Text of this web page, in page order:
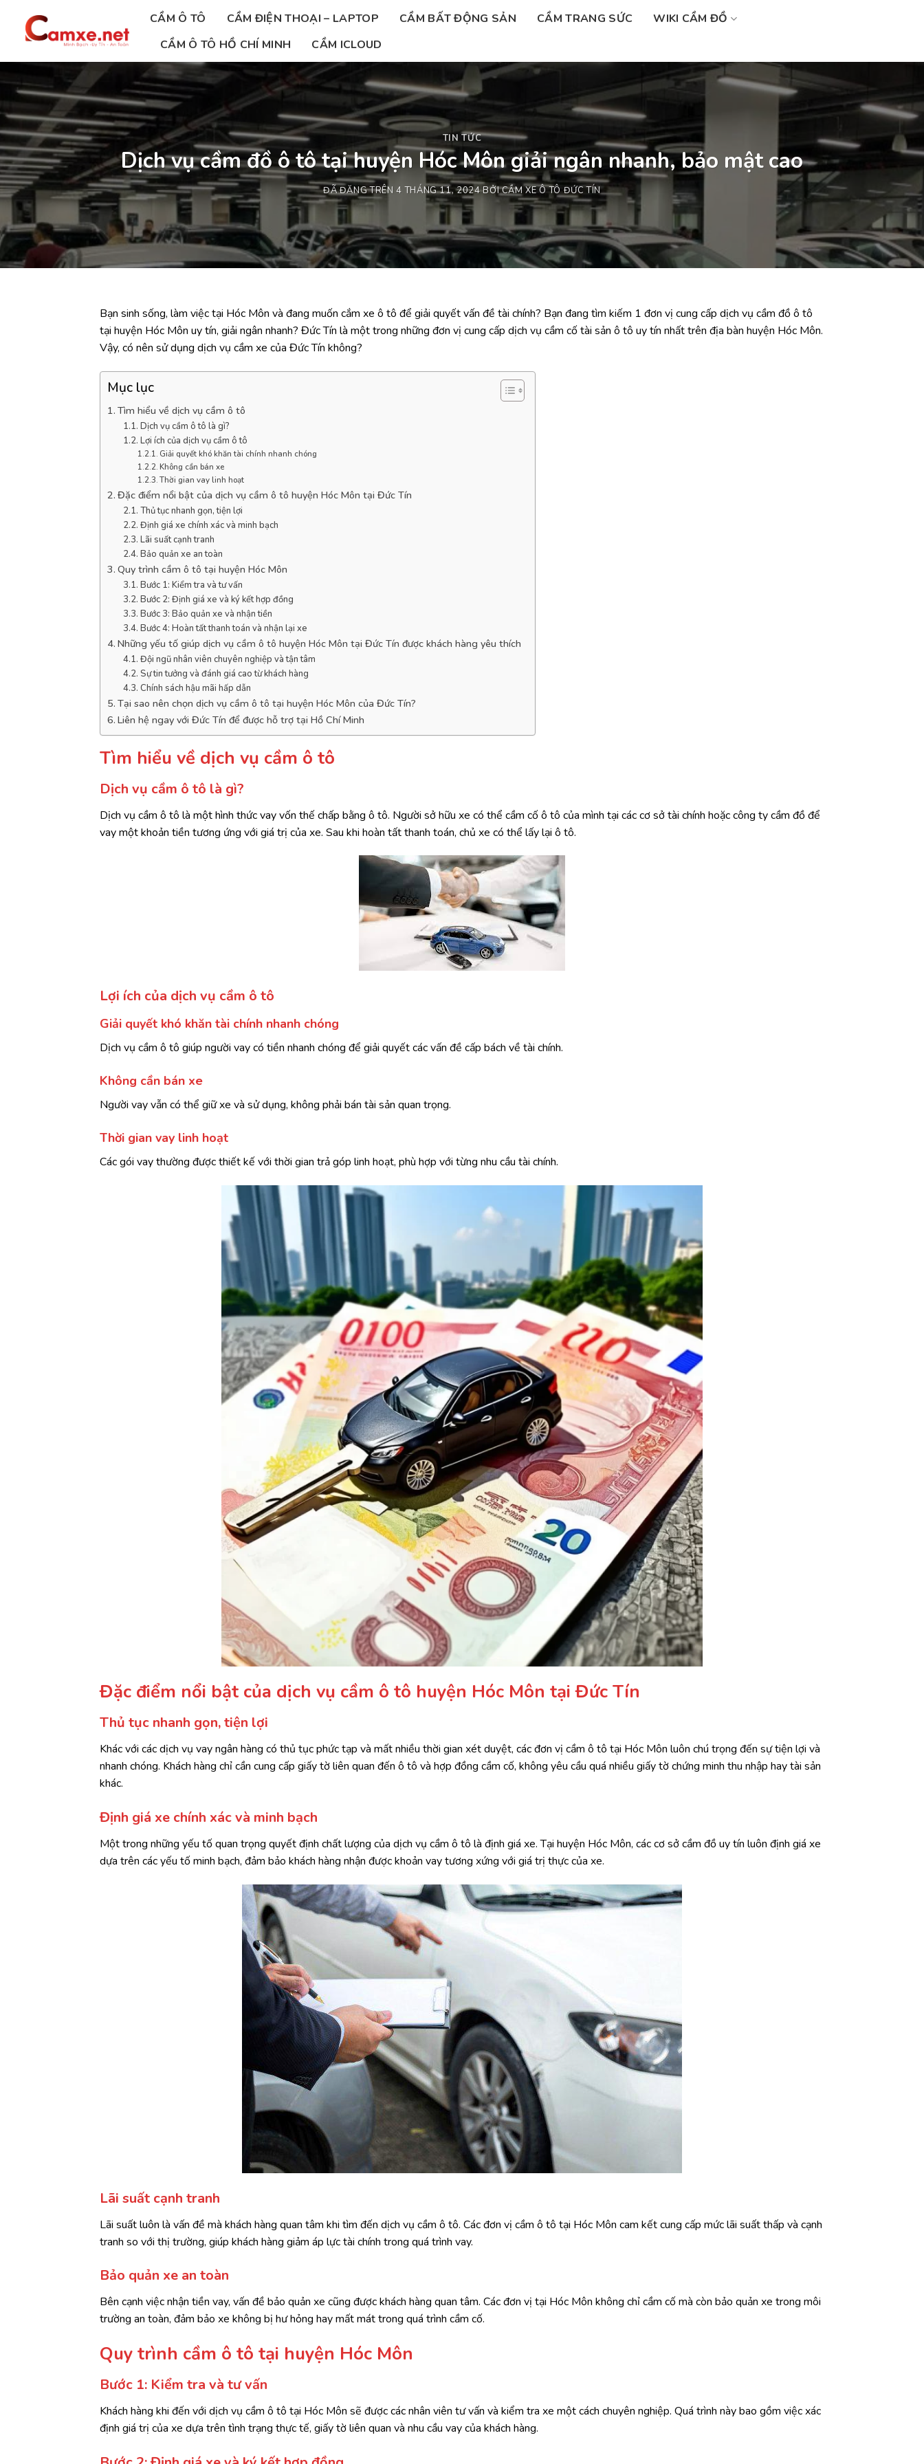
dung
CẦM Ô TÔ CẦM ĐIỆN THOẠI – LAPTOP CẦM BẤT ĐỘNG SẢN CẦM TRANG SỨC
WIKI CẦM ĐỒ
CẦM Ô TÔ HỒ CHÍ MINH
CẦM ICLOUD
TIN TỨC
Dịch vụ cầm đồ ô tô tại huyện Hóc Môn giải ngân nhanh, bảo mật cao
ĐÃ ĐĂNG TRÊN4 THÁNG 11, 2024 BỞICẦM XE Ô TÔ ĐỨC TÍN
Bạn sinh sống, làm việc tại Hóc Môn và đang muốn cắm xe ô tô để giải quyết vấn đề tài chính? Bạn đang tìm kiếm 1 đơn vị cung cấp dịch vụ cầm đồ ô tô
tại huyện Hóc Môn uy tín, giải ngân nhanh? Đức Tín là một trong những đơn vị cung cấp dịch vụ cầm cố tài sản ô tô uy tín nhất trên địa bàn huyện Hóc Môn.
Vậy, có nên sử dụng dịch vụ cầm xe của Đức Tín không?
Mục lục
Tìm hiểu về dịch vụ cầm ô tô
Dịch vụ cầm ô tô là gì?
Lợi ích của dịch vụ cầm ô tô
Giải quyết khó khăn tài chính nhanh chóng
Không cần bán xe
Thời gian vay linh hoạt
Đặc điểm nổi bật của dịch vụ cầm ô tô huyện Hóc Môn tại Đức Tín
Thủ tục nhanh gọn, tiện lợi
Định giá xe chính xác và minh bạch
Lãi suất cạnh tranh
Bảo quản xe an toàn
Quy trình cầm ô tô tại huyện Hóc Môn
Bước 1: Kiểm tra và tư vấn
Bước 2: Định giá xe và ký kết hợp đồng
Bước 3: Bảo quản xe và nhận tiền
Bước 4: Hoàn tất thanh toán và nhận lại xe
Những yếu tố giúp dịch vụ cầm ô tô huyện Hóc Môn tại Đức Tín được khách hàng yêu thích
Đội ngũ nhân viên chuyên nghiệp và tận tâm
Sự tin tưởng và đánh giá cao từ khách hàng
Chính sách hậu mãi hấp dẫn
Tại sao nên chọn dịch vụ cầm ô tô tại huyện Hóc Môn của Đức Tín?
Liên hệ ngay với Đức Tín để được hỗ trợ tại Hồ Chí Minh
Tìm hiểu về dịch vụ cầm ô tô
Dịch vụ cầm ô tô là gì?
Dịch vụ cầm ô tô là một hình thức vay vốn thế chấp bằng ô tô. Người sở hữu xe có thể cầm cố ô tô của mình tại các cơ sở tài chính hoặc công ty cầm đồ để
vay một khoản tiền tương ứng với giá trị của xe. Sau khi hoàn tất thanh toán, chủ xe có thể lấy lại ô tô.
Lợi ích của dịch vụ cầm ô tô
Giải quyết khó khăn tài chính nhanh chóng
Dịch vụ cầm ô tô giúp người vay có tiền nhanh chóng để giải quyết các vấn đề cấp bách về tài chính.
Không cần bán xe
Người vay vẫn có thể giữ xe và sử dụng, không phải bán tài sản quan trọng.
Thời gian vay linh hoạt
Các gói vay thường được thiết kế với thời gian trả góp linh hoạt, phù hợp với từng nhu cầu tài chính.
Đặc điểm nổi bật của dịch vụ cầm ô tô huyện Hóc Môn tại Đức Tín
Thủ tục nhanh gọn, tiện lợi
Khác với các dịch vụ vay ngân hàng có thủ tục phức tạp và mất nhiều thời gian xét duyệt, các đơn vị cầm ô tô tại Hóc Môn luôn chú trọng đến sự tiện lợi và
nhanh chóng. Khách hàng chỉ cần cung cấp giấy tờ liên quan đến ô tô và hợp đồng cầm cố, không yêu cầu quá nhiều giấy tờ chứng minh thu nhập hay tài sản
khác.
Định giá xe chính xác và minh bạch
Một trong những yếu tố quan trọng quyết định chất lượng của dịch vụ cầm ô tô là định giá xe. Tại huyện Hóc Môn, các cơ sở cầm đồ uy tín luôn định giá xe
dựa trên các yếu tố minh bạch, đảm bảo khách hàng nhận được khoản vay tương xứng với giá trị thực của xe.
Lãi suất cạnh tranh
Lãi suất luôn là vấn đề mà khách hàng quan tâm khi tìm đến dịch vụ cầm ô tô. Các đơn vị cầm ô tô tại Hóc Môn cam kết cung cấp mức lãi suất thấp và cạnh
tranh so với thị trường, giúp khách hàng giảm áp lực tài chính trong quá trình vay.
Bảo quản xe an toàn
Bên cạnh việc nhận tiền vay, vấn đề bảo quản xe cũng được khách hàng quan tâm. Các đơn vị tại Hóc Môn không chỉ cầm cố mà còn bảo quản xe trong môi
trường an toàn, đảm bảo xe không bị hư hỏng hay mất mát trong quá trình cầm cố.
Quy trình cầm ô tô tại huyện Hóc Môn
Bước 1: Kiểm tra và tư vấn
Khách hàng khi đến với dịch vụ cầm ô tô tại Hóc Môn sẽ được các nhân viên tư vấn và kiểm tra xe một cách chuyên nghiệp. Quá trình này bao gồm việc xác
định giá trị của xe dựa trên tình trạng thực tế, giấy tờ liên quan và nhu cầu vay của khách hàng.